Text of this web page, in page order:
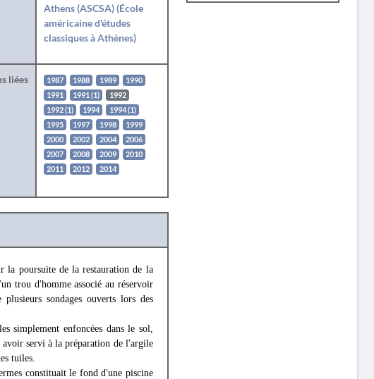
Athens (ASCSA) (École
américaine d'études
classiques à Athènes)
liées 1987 1988 1989
1990
1991
1991 (1)
1992
1992 (1)
1994
1994 (1)
1995
1997 1998
1999
2000
2002 2004
2006
2007
2008 2009
2010
2011
2012 2014
la poursuite de la restauration de la
trou d'homme associé au réservoir
sondages ouverts lors des
simplement enfoncées dans le sol,
servi à la préparation de l'argile
tuiles.
constituait le fond d'une piscine